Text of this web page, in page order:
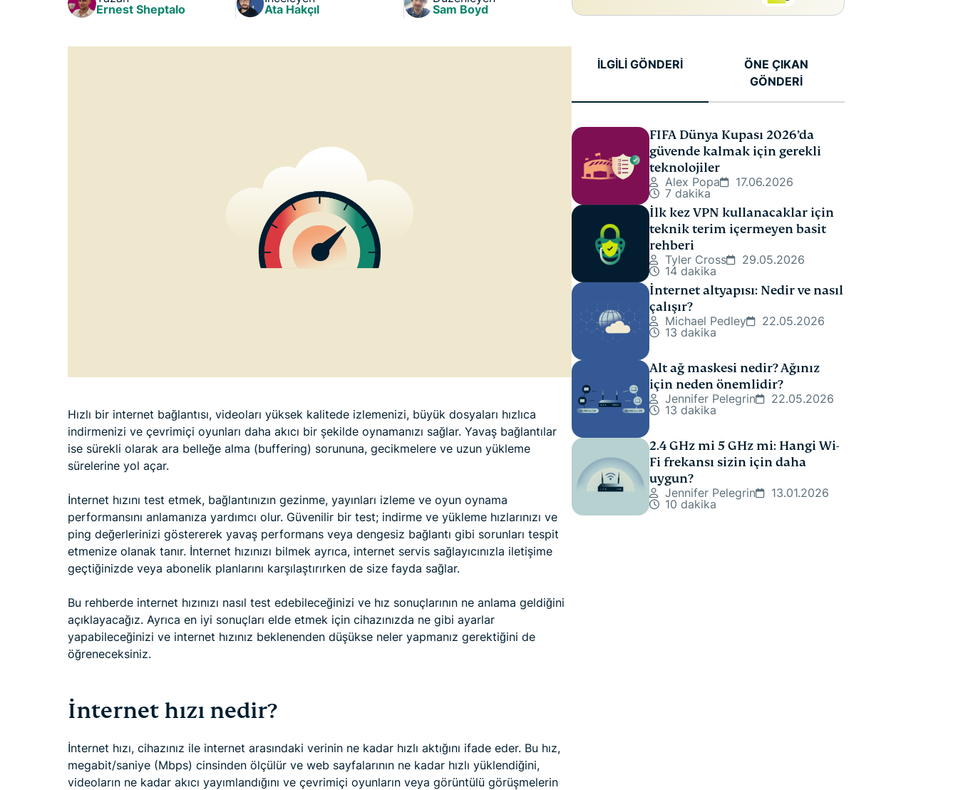
Identity
Ernest Sheptalo
Ata Hakçıl
Sam Boyd
Hızlı bir internet bağlantısı, videoları yüksek kalitede izlemenizi, büyük dosyaları hızlıca
indirmenizi ve çevrimiçi oyunları daha akıcı bir şekilde oynamanızı sağlar. Yavaş bağlantılar
ise sürekli olarak ara belleğe alma (buffering) sorununa, gecikmelere ve uzun yükleme
sürelerine yol açar.
İnternet hızını test etmek, bağlantınızın gezinme, yayınları izleme ve oyun oynama
performansını anlamanıza yardımcı olur. Güvenilir bir test; indirme ve yükleme hızlarınızı ve
ping değerlerinizi göstererek yavaş performans veya dengesiz bağlantı gibi sorunları tespit
etmenize olanak tanır. İnternet hızınızı bilmek ayrıca, internet servis sağlayıcınızla iletişime
geçtiğinizde veya abonelik planlarını karşılaştırırken de size fayda sağlar.
Bu rehberde internet hızınızı nasıl test edebileceğinizi ve hız sonuçlarının ne anlama geldiğini
açıklayacağız. Ayrıca en iyi sonuçları elde etmek için cihazınızda ne gibi ayarlar
yapabileceğinizi ve internet hızınız beklenenden düşükse neler yapmanız gerektiğini de
öğreneceksiniz.
İnternet hızı nedir?
İnternet hızı, cihazınız ile internet arasındaki verinin ne kadar hızlı aktığını ifade eder. Bu hız,
megabit/saniye (Mbps) cinsinden ölçülür ve web sayfalarının ne kadar hızlı yüklendiğini,
videoların ne kadar akıcı yayımlandığını ve çevrimiçi oyunların veya görüntülü görüşmelerin
İLGİLİ GÖNDERİ
ÖNE ÇIKAN
GÖNDERİ
FIFA Dünya Kupası 2026’da
güvende kalmak için gerekli
teknolojiler
Alex Popa
17.06.2026
7 dakika
İlk kez VPN kullanacaklar için
teknik terim içermeyen basit
rehberi
Tyler Cross
29.05.2026
14 dakika
İnternet altyapısı: Nedir ve nasıl
çalışır?
Michael Pedley
22.05.2026
13 dakika
Alt ağ maskesi nedir? Ağınız
için neden önemlidir?
Jennifer Pelegrin
22.05.2026
13 dakika
2.4 GHz mi 5 GHz mi: Hangi Wi-
Fi frekansı sizin için daha
uygun?
Jennifer Pelegrin
13.01.2026
10 dakika